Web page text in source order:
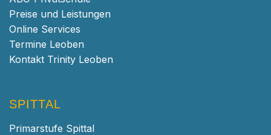
Preise und Leistungen
Online Services
Termine Leoben
Kontakt Trinity Leoben
SPITTAL
Primarstufe Spittal